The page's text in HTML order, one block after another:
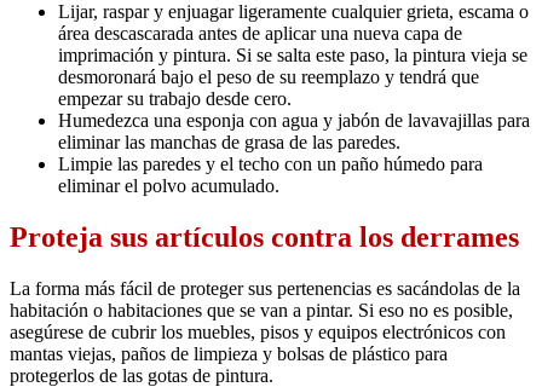
Lijar, raspar y enjuagar ligeramente cualquier grieta, escama o
área descascarada antes de aplicar una nueva capa de
imprimación y pintura. Si se salta este paso, la pintura vieja se
desmoronará bajo el peso de su reemplazo y tendrá que
empezar su trabajo desde cero.
Humedezca una esponja con agua y jabón de lavavajillas para
eliminar las manchas de grasa de las paredes.
Limpie las paredes y el techo con un paño húmedo para
eliminar el polvo acumulado.
Proteja sus artículos contra los derrames
La forma más fácil de proteger sus pertenencias es sacándolas de la
habitación o habitaciones que se van a pintar. Si eso no es posible,
asegúrese de cubrir los muebles, pisos y equipos electrónicos con
mantas viejas, paños de limpieza y bolsas de plástico para
protegerlos de las gotas de pintura.